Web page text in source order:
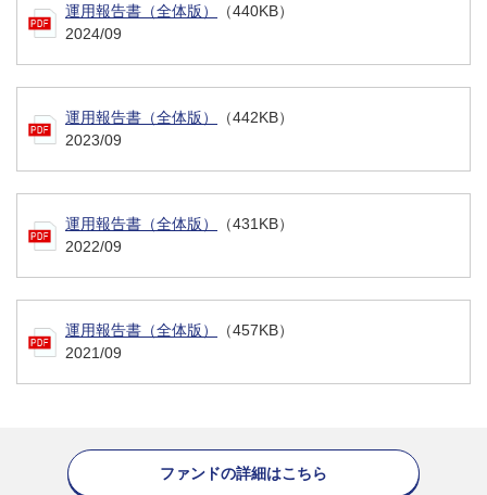
運用報告書（全体版）
（440KB）
2024/09
運用報告書（全体版）
（442KB）
2023/09
運用報告書（全体版）
（431KB）
2022/09
運用報告書（全体版）
（457KB）
2021/09
ファンドの詳細はこちら